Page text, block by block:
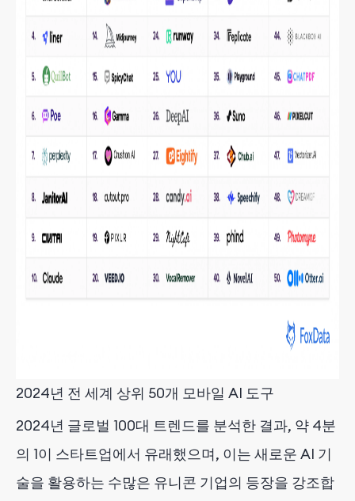
2024년 전 세계 상위 50개 모바일 AI 도구
2024년 글로벌 100대 트렌드를 분석한 결과, 약 4분
의 1이 스타트업에서 유래했으며, 이는 새로운 AI 기
술을 활용하는 수많은 유니콘 기업의 등장을 강조합